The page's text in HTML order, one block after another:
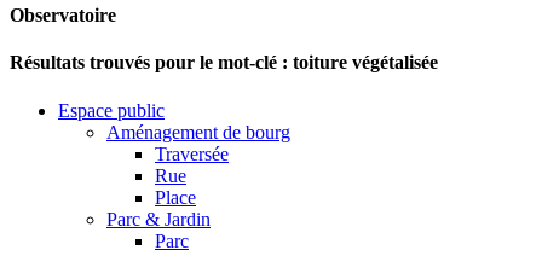
Observatoire
Résultats trouvés pour le mot-clé : toiture végétalisée
Espace public
Aménagement de bourg
Traversée
Rue
Place
Parc & Jardin
Parc